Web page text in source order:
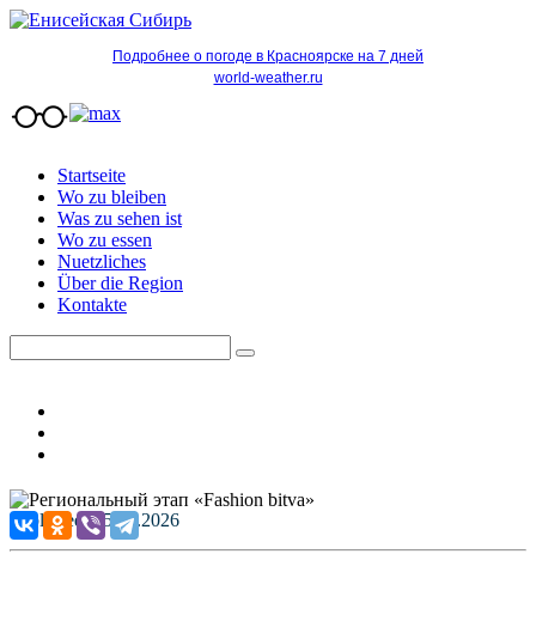
Подробнее о погоде в Красноярске на 7 дней
world-weather.ru
Startseite
Wo zu bleiben
Was zu sehen ist
Wo zu essen
Nuetzliches
Über die Region
Kontakte
Published: 15.04.2026